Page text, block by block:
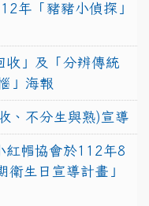
年「豬豬小偵探」
收」及「分辨傳統
」海報
、不分生與熟)宣導
紅帽協會於112年8
衛生日宣導計畫」